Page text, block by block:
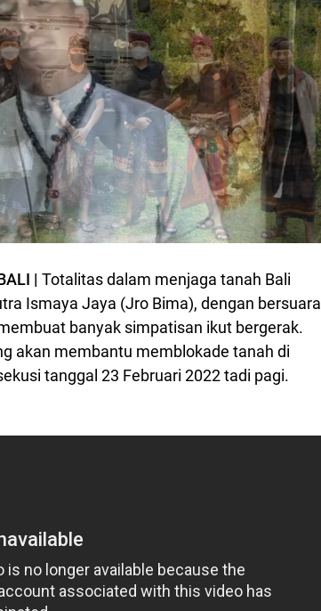
| Totalitas dalam menjaga tanah Bali
Ismaya Jaya (Jro Bima), dengan bersuara
banyak simpatisan ikut bergerak.
akan membantu memblokade tanah di
tanggal 23 Februari 2022 tadi pagi.